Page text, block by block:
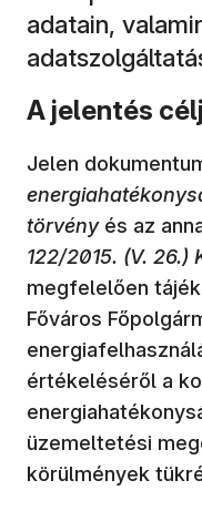
adatain,
A jelentés
Jelen
törvényés az
122/2015. (V. 26.)
megfelelően
Főváros
értékeléséről a
üzemeltetési
körülmények